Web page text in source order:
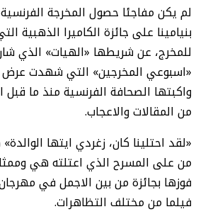
لم يكن مفاجئا حصول المخرجة
بنيامينا على جائزة الكاميرا الذهبية
للمخرج، عن شريطها «الهيات» الذي
واكبتها الصحافة الفرنسية منذ ما قبل
من المقالات والاعجاب.
«لقد احتلينا كان، زغردي ايتها
من على المسرح الذي اعتلته هي
فوزها بجائزة من بين الاجمل في
فيلما من مختلف التظاهرات.